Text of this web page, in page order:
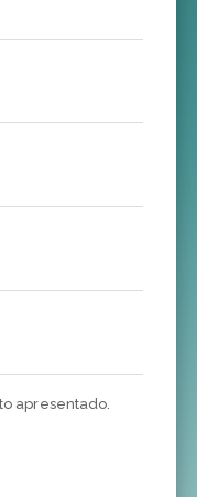
apresentado.